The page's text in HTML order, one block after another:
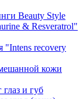
Beauty Style
& Resveratrol"
"Intens recovery
кожи
и губ